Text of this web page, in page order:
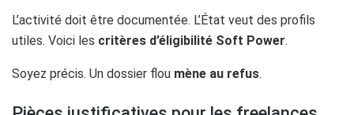
L’activité doit être documentée. L’État veut des profils
utiles. Voici les critères d’éligibilité Soft Power.
Soyez précis. Un dossier flou mène au refus.